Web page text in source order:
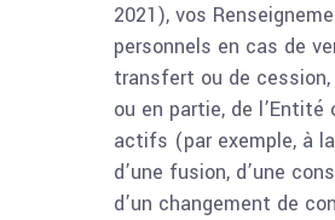
2021), vos
personnels en cas de
transfert ou de
ou en partie, de l’Entité
actifs (par exemple, à
d’une fusion, d’une
d’un changement de